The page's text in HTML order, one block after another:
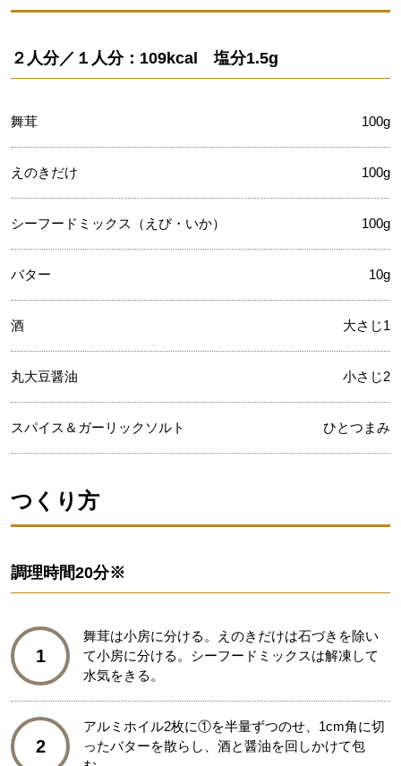
２人分／１人分：109kcal 塩分1.5g
舞茸 100g
えのきだけ 100g
シーフードミックス（えび・いか） 100g
バター 10g
酒 大さじ1
丸大豆醤油 小さじ2
スパイス＆ガーリックソルト ひとつまみ
つくり方
調理時間20分※
1
舞茸は小房に分ける。えのきだけは石づきを除い
て小房に分ける。シーフードミックスは解凍して
水気をきる。
2
アルミホイル2枚に①を半量ずつのせ、1cm角に切
ったバターを散らし、酒と醤油を回しかけて包